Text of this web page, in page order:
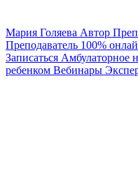
Мария Голяева Автор
Преподаватель 100%
Записаться Амбулаторное
ребенком Вебинары